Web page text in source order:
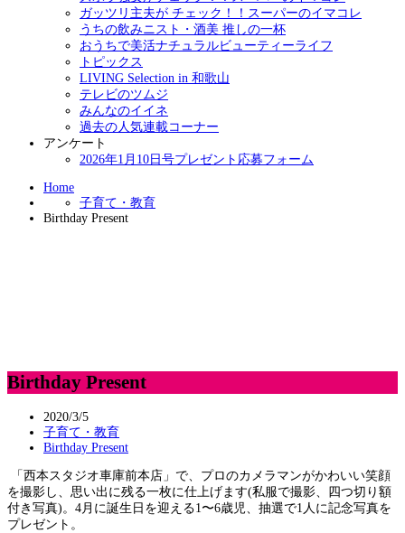
ガッツリ主夫が チェック！！スーパーのイマコレ
うちの飲みニスト・酒美 推しの一杯
おうちで美活ナチュラルビューティーライフ
トピックス
LIVING Selection in 和歌山
テレビのツムジ
みんなのイイネ
過去の人気連載コーナー
アンケート
2026年1月10日号プレゼント応募フォーム
Home
子育て・教育
Birthday Present
Birthday Present
2020/3/5
子育て・教育
Birthday Present
「西本スタジオ車庫前本店」で、プロのカメラマンがかわいい笑顔
を撮影し、思い出に残る一枚に仕上げます(私服で撮影、四つ切り額
付き写真)。4月に誕生日を迎える1〜6歳児、抽選で1人に記念写真を
プレゼント。